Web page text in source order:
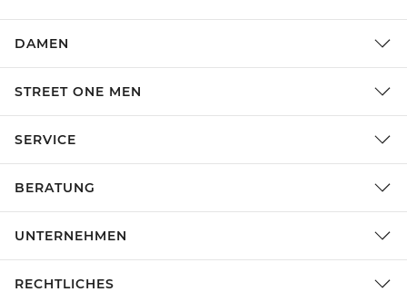
DAMEN
STREET ONE MEN
SERVICE
BERATUNG
UNTERNEHMEN
RECHTLICHES